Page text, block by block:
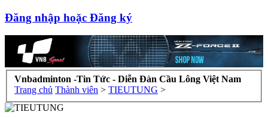
Đăng nhập hoặc Đăng ký
Vnbadminton -Tin Tức - Diễn Đàn Cầu Lông Việt Nam
Trang chủ Thành viên > TIEUTUNG >